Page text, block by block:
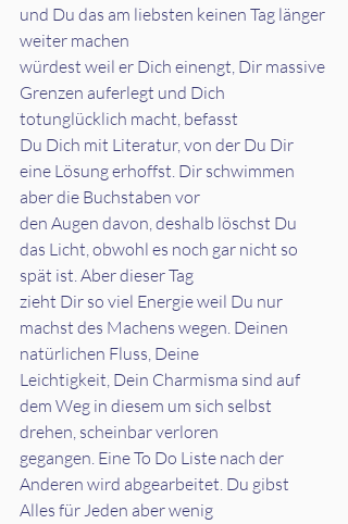
und Du das am liebsten keinen Tag länger
weiter machen
würdest weil er Dich einengt, Dir massive
Grenzen auferlegt und Dich
totunglücklich macht, befasst
Du Dich mit Literatur, von der Du Dir
eine Lösung erhoffst. Dir schwimmen
aber die Buchstaben vor
den Augen davon, deshalb löschst Du
das Licht, obwohl es noch gar nicht so
spät ist. Aber dieser Tag
zieht Dir so viel Energie weil Du nur
machst des Machens wegen. Deinen
natürlichen Fluss, Deine
Leichtigkeit, Dein Charmisma sind auf
dem Weg in diesem um sich selbst
drehen, scheinbar verloren
gegangen. Eine To Do Liste nach der
Anderen wird abgearbeitet. Du gibst
Alles für Jeden aber wenig